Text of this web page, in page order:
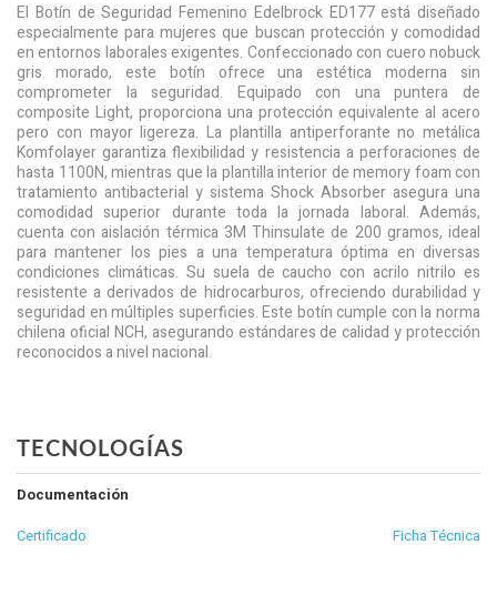
El Botín de Seguridad Femenino Edelbrock ED177 está diseñado
especialmente para mujeres que buscan protección y comodidad
en entornos laborales exigentes. Confeccionado con cuero nobuck
gris morado, este botín ofrece una estética moderna sin
comprometer la seguridad. Equipado con una puntera de
composite Light, proporciona una protección equivalente al acero
pero con mayor ligereza. La plantilla antiperforante no metálica
Komfolayer garantiza flexibilidad y resistencia a perforaciones de
hasta 1100N, mientras que la plantilla interior de memory foam con
tratamiento antibacterial y sistema Shock Absorber asegura una
comodidad superior durante toda la jornada laboral. Además,
cuenta con aislación térmica 3M Thinsulate de 200 gramos, ideal
para mantener los pies a una temperatura óptima en diversas
condiciones climáticas. Su suela de caucho con acrilo nitrilo es
resistente a derivados de hidrocarburos, ofreciendo durabilidad y
seguridad en múltiples superficies. Este botín cumple con la norma
chilena oficial NCH, asegurando estándares de calidad y protección
reconocidos a nivel nacional.
TECNOLOGÍAS
Documentación
Certificado
Ficha Técnica